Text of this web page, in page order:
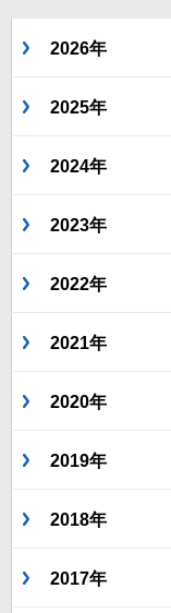
2026年
2025年
2024年
2023年
2022年
2021年
2020年
2019年
2018年
2017年